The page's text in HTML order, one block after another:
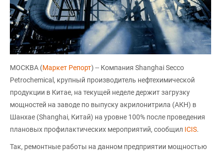
МОСКВА (Маркет Репорт) -- Компания Shanghai Secco
Petrochemical, крупный производитель нефтехимической
продукции в Китае, на текущей неделе держит загрузку
мощностей на заводе по выпуску акрилонитрила (АКН) в
Шанхае (Shanghai, Китай) на уровне 100% после проведения
плановых профилактических мероприятий, сообщил ICIS.
Так, ремонтные работы на данном предприятии мощностью